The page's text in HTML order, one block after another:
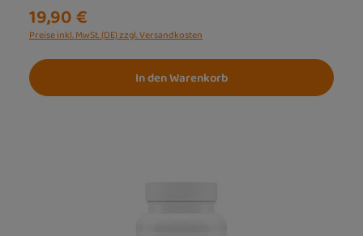
19,90 €
Preise inkl. MwSt. (DE) zzgl. Versandkosten
In den Warenkorb